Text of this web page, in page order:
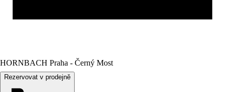
HORNBACH Praha - Černý Most
Rezervovat v prodejně